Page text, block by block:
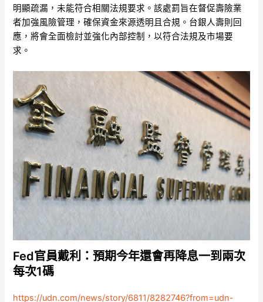
明顯疏漏，未能符合相關法規要求。該處罰旨在督促壽險業
者加強風險管理，確保資金來源透明且合規。台銀人壽則回
應，將會全面檢討並強化內部控制，以符合法規及市場要
求。
Fed官員戴利：預期今年還會再降息一到兩次
每次1碼
https://udn.com/news/story/6811/8282746?from=udn-